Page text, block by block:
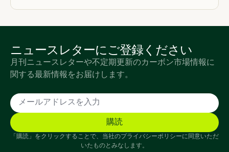
ニュースレターにご登録ください
月刊ニュースレターや不定期更新のカーボン市場情報に
関する最新情報をお届けします。
「購読」をクリックすることで、当社のプライバシーポリシーに同意いただ
いたものとみなします。